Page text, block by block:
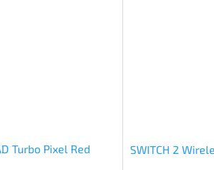
Turbo Pixel Red SWITCH 2